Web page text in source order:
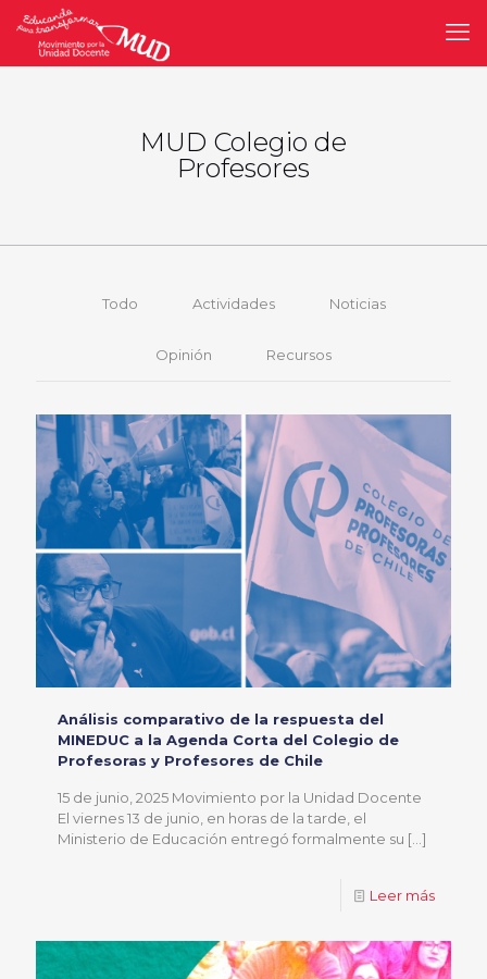
MUD Colegio de
Profesores
Todo Actividades Noticias
Opinión Recursos
Análisis comparativo de la respuesta del
MINEDUC a la Agenda Corta del Colegio de
Profesoras y Profesores de Chile
15 de junio, 2025 Movimiento por la Unidad Docente
El viernes 13 de junio, en horas de la tarde, el
Ministerio de Educación entregó formalmente su […]
Leer más